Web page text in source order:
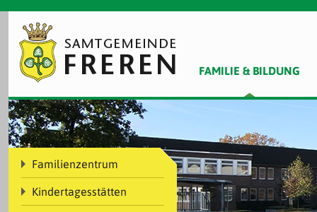
FAMILIE & BILDUNG
Familienzentrum
Kindertagesstätten